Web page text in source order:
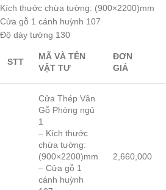
Kích thước chừa tường: (900×2200)mm
Cửa gỗ 1 cánh huỳnh 107
Độ dày tường 130
STT
MÃ VÀ TÊN
VẬT TƯ
ĐƠN
GIÁ
Cửa Thép Vân
Gỗ Phòng ngủ
1
– Kích thước
chừa tường:
(900×2200)mm
– Cửa gỗ 1
cánh huỳnh
2,660,000